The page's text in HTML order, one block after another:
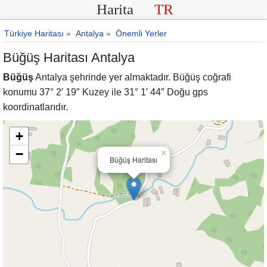
Harita TR
Türkiye Haritası » Antalya » Önemli Yerler
Büğüş Haritası Antalya
BüğüşAntalya şehrinde yer almaktadır. Büğüş coğrafi
konumu 37° 2′ 19″ Kuzey ile 31° 1′ 44″ Doğu gps
koordinatlarıdır.
Büğüş Haritası
×
+
−